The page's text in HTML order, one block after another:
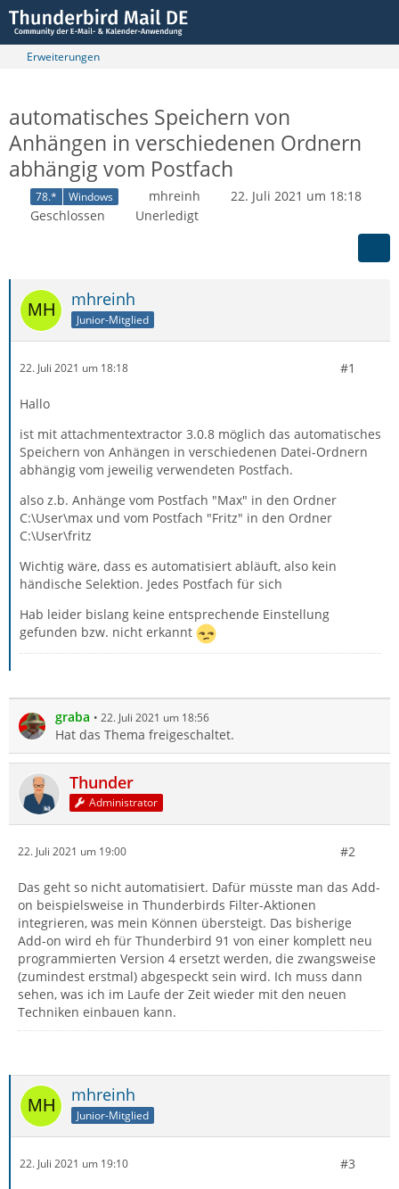
Erweiterungen
automatisches Speichern von
Anhängen in verschiedenen Ordnern
abhängig vom Postfach
78.* Windows mhreinh
22. Juli 2021 um 18:18
Geschlossen
Unerledigt
mhreinh
Junior-Mitglied
22. Juli 2021 um 18:18 #1
Hallo
ist mit attachmentextractor 3.0.8 möglich das automatisches
Speichern von Anhängen in verschiedenen Datei-Ordnern
abhängig vom jeweilig verwendeten Postfach.
also z.b. Anhänge vom Postfach "Max" in den Ordner
C:\User\max und vom Postfach "Fritz" in den Ordner
C:\User\fritz
Wichtig wäre, dass es automatisiert abläuft, also kein
händische Selektion. Jedes Postfach für sich
Hab leider bislang keine entsprechende Einstellung
gefunden bzw. nicht erkannt
graba 22. Juli 2021 um 18:56
Hat das Thema freigeschaltet.
Thunder
Administrator
22. Juli 2021 um 19:00 #2
Das geht so nicht automatisiert. Dafür müsste man das Add-
on beispielsweise in Thunderbirds Filter-Aktionen
integrieren, was mein Können übersteigt. Das bisherige
Add-on wird eh für Thunderbird 91 von einer komplett neu
programmierten Version 4 ersetzt werden, die zwangsweise
(zumindest erstmal) abgespeckt sein wird. Ich muss dann
sehen, was ich im Laufe der Zeit wieder mit den neuen
Techniken einbauen kann.
mhreinh
Junior-Mitglied
22. Juli 2021 um 19:10 #3